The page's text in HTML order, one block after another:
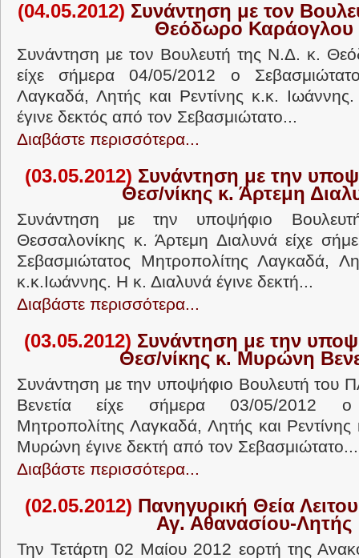
(04.05.2012) Συνάντηση με τον
Θεόδωρο Καράογλου
Συνάντηση με τον Βουλευτή της Ν.Δ. κ.
είχε σήμερα 04/05/2012 ο
Λαγκαδά, Λητής και Ρεντίνης κ.κ.
έγινε δεκτός από τον Σεβασμιώτατο...
Διαβάστε περισσότερα...
(03.05.2012) Συνάντηση με την
Θεσ/νίκης κ. Άρτεμη
Συνάντηση με την υποψήφιο
Θεσσαλονίκης κ. Άρτεμη Διαλυνά είχε
Σεβασμιώτατος Μητροπολίτης Λαγκαδά,
κ.κ.Ιωάννης. Η κ. Διαλυνά έγινε δεκτή...
Διαβάστε περισσότερα...
(03.05.2012) Συνάντηση με την
Θεσ/νίκης κ. Μυρώνη
Συνάντηση με την υποψήφιο Βουλευτή
Βενετία είχε σήμερα 03/05/2012 ο
Μητροπολίτης Λαγκαδά, Λητής και
Μυρώνη έγινε δεκτή από τον Σεβασμιώτατο...
Διαβάστε περισσότερα...
(02.05.2012) Πανηγυρική Θεία
Αγ. Αθανασίου-Λητής
Την Τετάρτη 02 Μαίου 2012 εορτή της